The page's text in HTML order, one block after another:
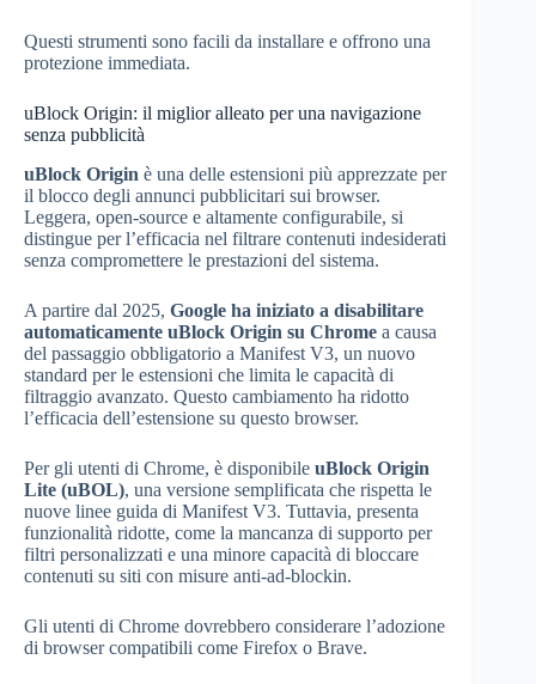
Questi strumenti sono facili da installare e offrono una
protezione immediata.
uBlock Origin: il miglior alleato per una navigazione
senza pubblicità
uBlock Origin è una delle estensioni più apprezzate per
il blocco degli annunci pubblicitari sui browser.
Leggera, open-source e altamente configurabile, si
distingue per l’efficacia nel filtrare contenuti indesiderati
senza compromettere le prestazioni del sistema.
A partire dal 2025, Google ha iniziato a disabilitare
automaticamente uBlock Origin su Chrome a causa
del passaggio obbligatorio a Manifest V3, un nuovo
standard per le estensioni che limita le capacità di
filtraggio avanzato. Questo cambiamento ha ridotto
l’efficacia dell’estensione su questo browser.
Per gli utenti di Chrome, è disponibile uBlock Origin
Lite (uBOL), una versione semplificata che rispetta le
nuove linee guida di Manifest V3. Tuttavia, presenta
funzionalità ridotte, come la mancanza di supporto per
filtri personalizzati e una minore capacità di bloccare
contenuti su siti con misure anti-ad-blockin.
Gli utenti di Chrome dovrebbero considerare l’adozione
di browser compatibili come Firefox o Brave.